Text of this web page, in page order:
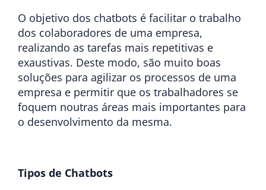
O objetivo dos chatbots é facilitar o trabalho
dos colaboradores de uma empresa,
realizando as tarefas mais repetitivas e
exaustivas. Deste modo, são muito boas
soluções para agilizar os processos de uma
empresa e permitir que os trabalhadores se
foquem noutras áreas mais importantes para
o desenvolvimento da mesma.
Tipos de Chatbots